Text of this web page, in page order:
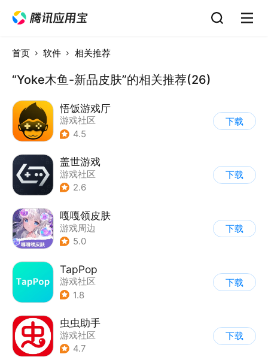
首页 软件 相关推荐
“Yoke木鱼-新品皮肤”的相关推荐(26)
悟饭游戏厅
游戏社区
4.5
下载
盖世游戏
游戏社区
2.6
下载
嘎嘎领皮肤
游戏周边
5.0
下载
TapPop
游戏社区
1.8
下载
虫虫助手
游戏社区
4.7
下载